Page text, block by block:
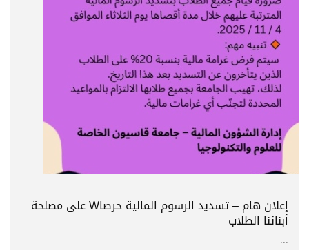
إعلان هام – تسديد الرسوم المالية حرصاW على مصلحة
أبنائنا الطلاب
...